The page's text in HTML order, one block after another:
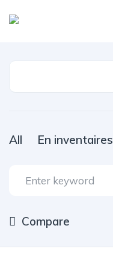
All En inventaires
Compare